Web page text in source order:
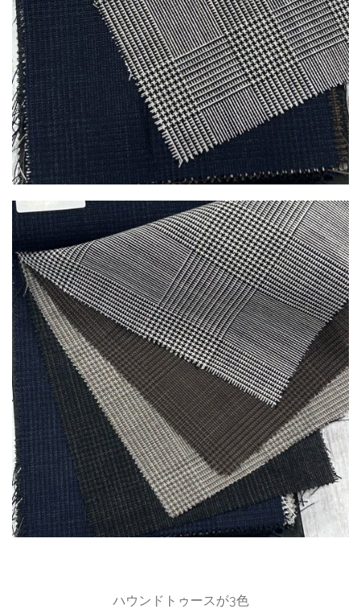
ハウンドトゥースが3色